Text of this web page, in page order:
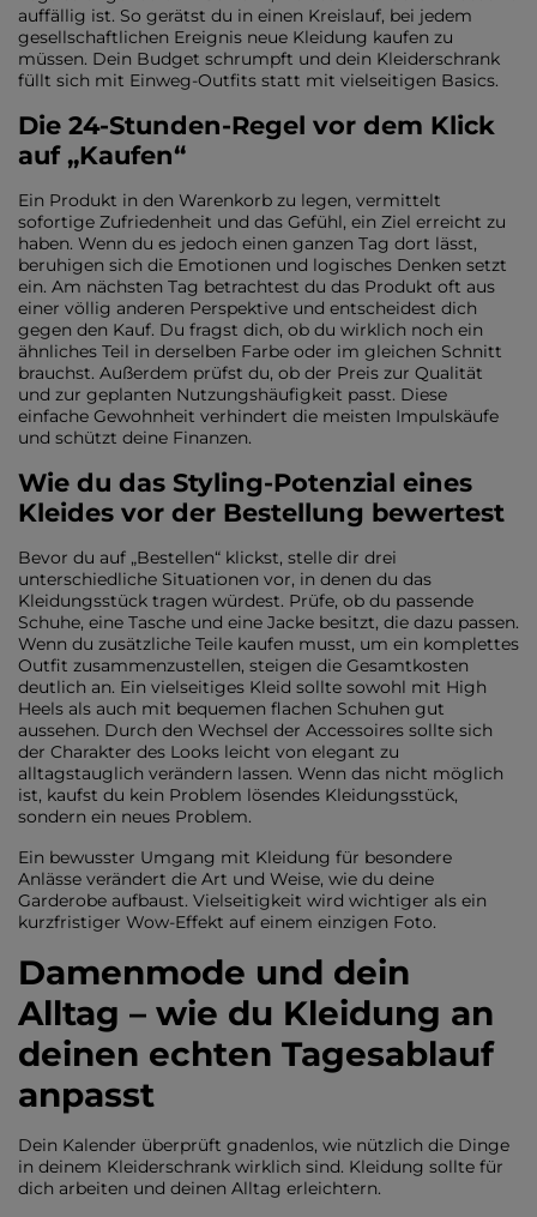
auffällig ist. So gerätst du in einen Kreislauf, bei jedem
gesellschaftlichen Ereignis neue Kleidung kaufen zu
müssen. Dein Budget schrumpft und dein Kleiderschrank
füllt sich mit Einweg-Outfits statt mit vielseitigen Basics.
Die 24-Stunden-Regel vor dem Klick
auf „Kaufen“
Ein Produkt in den Warenkorb zu legen, vermittelt
sofortige Zufriedenheit und das Gefühl, ein Ziel erreicht zu
haben. Wenn du es jedoch einen ganzen Tag dort lässt,
beruhigen sich die Emotionen und logisches Denken setzt
ein. Am nächsten Tag betrachtest du das Produkt oft aus
einer völlig anderen Perspektive und entscheidest dich
gegen den Kauf. Du fragst dich, ob du wirklich noch ein
ähnliches Teil in derselben Farbe oder im gleichen Schnitt
brauchst. Außerdem prüfst du, ob der Preis zur Qualität
und zur geplanten Nutzungshäufigkeit passt. Diese
einfache Gewohnheit verhindert die meisten Impulskäufe
und schützt deine Finanzen.
Wie du das Styling-Potenzial eines
Kleides vor der Bestellung bewertest
Bevor du auf „Bestellen“ klickst, stelle dir drei
unterschiedliche Situationen vor, in denen du das
Kleidungsstück tragen würdest. Prüfe, ob du passende
Schuhe, eine Tasche und eine Jacke besitzt, die dazu passen.
Wenn du zusätzliche Teile kaufen musst, um ein komplettes
Outfit zusammenzustellen, steigen die Gesamtkosten
deutlich an. Ein vielseitiges Kleid sollte sowohl mit High
Heels als auch mit bequemen flachen Schuhen gut
aussehen. Durch den Wechsel der Accessoires sollte sich
der Charakter des Looks leicht von elegant zu
alltagstauglich verändern lassen. Wenn das nicht möglich
ist, kaufst du kein Problem lösendes Kleidungsstück,
sondern ein neues Problem.
Ein bewusster Umgang mit Kleidung für besondere
Anlässe verändert die Art und Weise, wie du deine
Garderobe aufbaust. Vielseitigkeit wird wichtiger als ein
kurzfristiger Wow-Effekt auf einem einzigen Foto.
Damenmode und dein
Alltag – wie du Kleidung an
deinen echten Tagesablauf
anpasst
Dein Kalender überprüft gnadenlos, wie nützlich die Dinge
in deinem Kleiderschrank wirklich sind. Kleidung sollte für
dich arbeiten und deinen Alltag erleichtern.